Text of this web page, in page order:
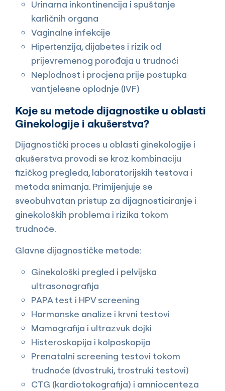
Urinarna inkontinencija i spuštanje
karličnih organa
Vaginalne infekcije
Hipertenzija, dijabetes i rizik od
prijevremenog porođaja u trudnoći
Neplodnost i procjena prije postupka
vantjelesne oplodnje (IVF)
Koje su metode dijagnostike u oblasti
Ginekologije i akušerstva?
Dijagnostički proces u oblasti ginekologije i
akušerstva provodi se kroz kombinaciju
fizičkog pregleda, laboratorijskih testova i
metoda snimanja. Primijenjuje se
sveobuhvatan pristup za dijagnosticiranje i
ginekoloških problema i rizika tokom
trudnoće.
Glavne dijagnostičke metode:
Ginekološki pregled i pelvijska
ultrasonografija
PAPA test i HPV screening
Hormonske analize i krvni testovi
Mamografija i ultrazvuk dojki
Histeroskopija i kolposkopija
Prenatalni screening testovi tokom
trudnoće (dvostruki, trostruki testovi)
CTG (kardiotokografija) i amniocenteza